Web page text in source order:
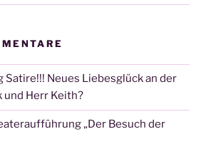
Satire!!! Neues Liebesglück an der
und Herr Keith?
„Der Besuch der